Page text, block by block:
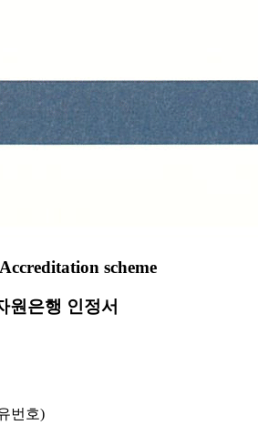
scheme
원은행 인정서
번호)